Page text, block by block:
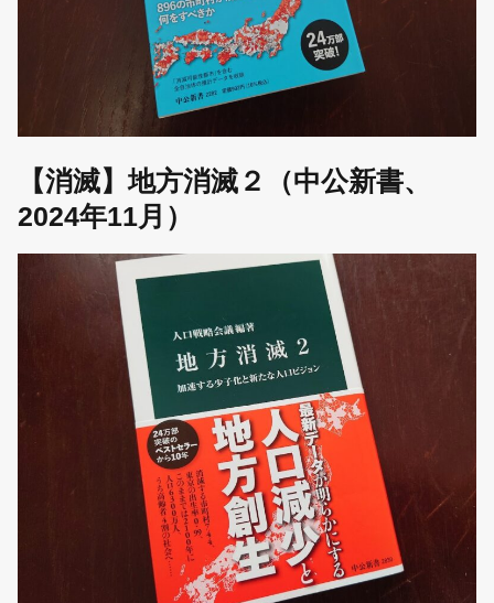
【消滅】地方消滅２（中公新書、
2024年11月）